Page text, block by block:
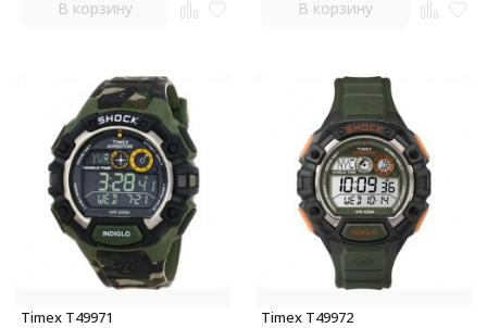
В корзину В корзину
Timex T49971 Timex T49972